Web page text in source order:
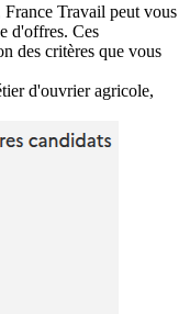
Travail peut vous
d'offres. Ces
des critères que vous
d'ouvrier agricole,